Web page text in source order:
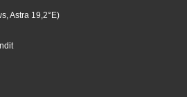
Astra 19,2°E)